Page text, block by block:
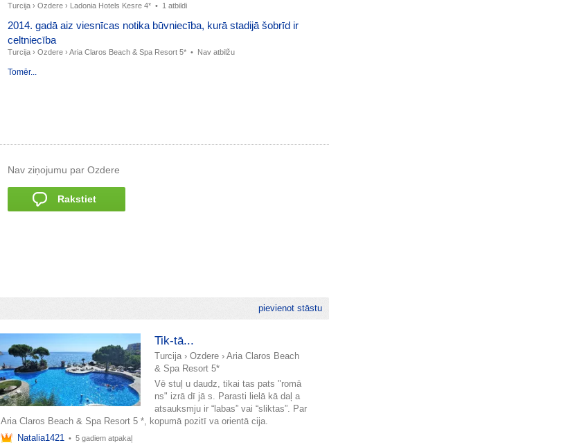
Turcija › Ozdere › Ladonia Hotels Kesre 4* • 1 atbildi
2014. gadā aiz viesnīcas notika būvniecība, kurā stadijā šobrīd ir
celtniecība
Turcija › Ozdere › Aria Claros Beach & Spa Resort 5* • Nav atbilžu
Tomēr...
Nav ziņojumu par Ozdere
Rakstiet
pievienot stāstu
Tik-tā...
Turcija› Ozdere› Aria Claros Beach
& Spa Resort 5*
Vē stuļ u daudz, tikai tas pats "romā
ns" izrā dī jā s. Parasti lielā kā daļ a
atsauksmju ir “labas” vai “sliktas”. Par
Aria Claros Beach & Spa Resort 5 *, kopumā pozitī va orientā cija.
Natalia1421
• 5 gadiem atpakaļ